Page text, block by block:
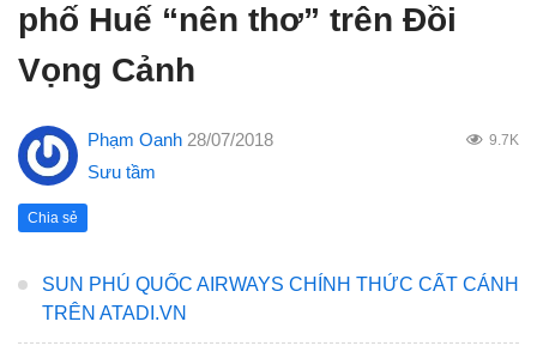
phố Huế “nên thơ” trên Đồi
Vọng Cảnh
Phạm Oanh 28/07/2018 9.7K
Sưu tầm
Chia sẻ
SUN PHÚ QUỐC AIRWAYS CHÍNH THỨC CẤT CÁNH
TRÊN ATADI.VN